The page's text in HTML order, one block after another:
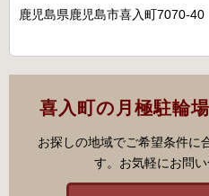
鹿児島県鹿児島市喜入町7070-40
喜入町の月極駐輪
お探しの地域でご希望条件に
す。お気軽にお問い